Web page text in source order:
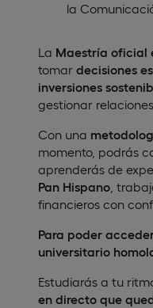
la
La Maestría oficial
tomar decisiones
inversiones
gestionar
Con una
momento, podrás
aprenderás de
Pan Hispano ,
financieros con
Para poder
universitario
Estudiarás a tu
en directo que